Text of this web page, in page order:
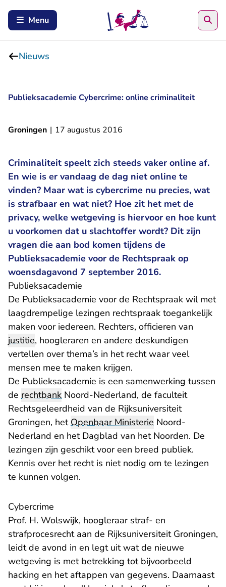
Menu
Nieuws
Publieksacademie Cybercrime: online criminaliteit
Groningen | 17 augustus 2016
Criminaliteit speelt zich steeds vaker online af.
En wie is er vandaag de dag niet online te
vinden? Maar wat is cybercrime nu precies, wat
is strafbaar en wat niet? Hoe zit het met de
privacy, welke wetgeving is hiervoor en hoe kunt
u voorkomen dat u slachtoffer wordt? Dit zijn
vragen die aan bod komen tijdens de
Publieksacademie voor de Rechtspraak op
woensdagavond 7 september 2016.
Publieksacademie
De Publieksacademie voor de Rechtspraak wil met
laagdrempelige lezingen rechtspraak toegankelijk
maken voor iedereen. Rechters, officieren van
justitie, hoogleraren en andere deskundigen
vertellen over thema’s in het recht waar veel
mensen mee te maken krijgen.
De Publieksacademie is een samenwerking tussen
de rechtbank Noord-Nederland, de faculteit
Rechtsgeleerdheid van de Rijksuniversiteit
Groningen, hetOpenbaar Ministerie Noord-
Nederland en het Dagblad van het Noorden. De
lezingen zijn geschikt voor een breed publiek.
Kennis over het recht is niet nodig om te lezingen
te kunnen volgen.
Cybercrime
Prof. H. Wolswijk, hoogleraar straf- en
strafprocesrecht aan de Rijksuniversiteit Groningen,
leidt de avond in en legt uit wat de nieuwe
wetgeving is met betrekking tot bijvoorbeeld
hacking en het aftappen van gegevens. Daarnaast